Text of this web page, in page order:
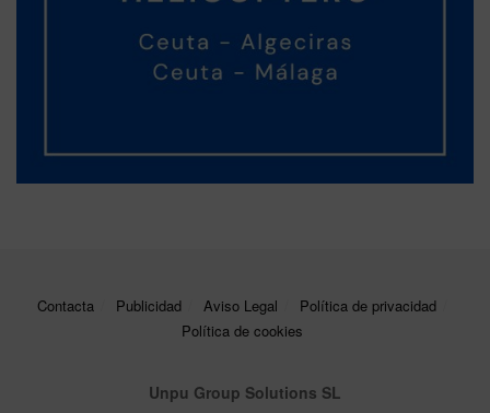
Contacta Publicidad Aviso Legal
Política de privacidad
Política de cookies
Unpu Group Solutions SL